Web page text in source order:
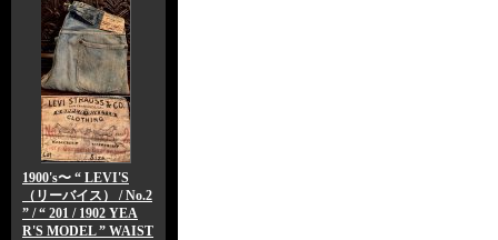
1900's〜 “ LEVI'S
（リーバイス） / No.2
” / “ 201 / 1902 YEA
R'S MODEL ” WAIST